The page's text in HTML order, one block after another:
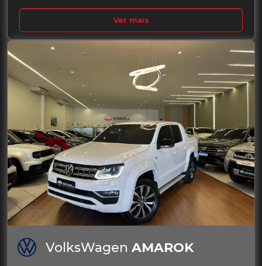
Ver mais
VolksWagen AMAROK